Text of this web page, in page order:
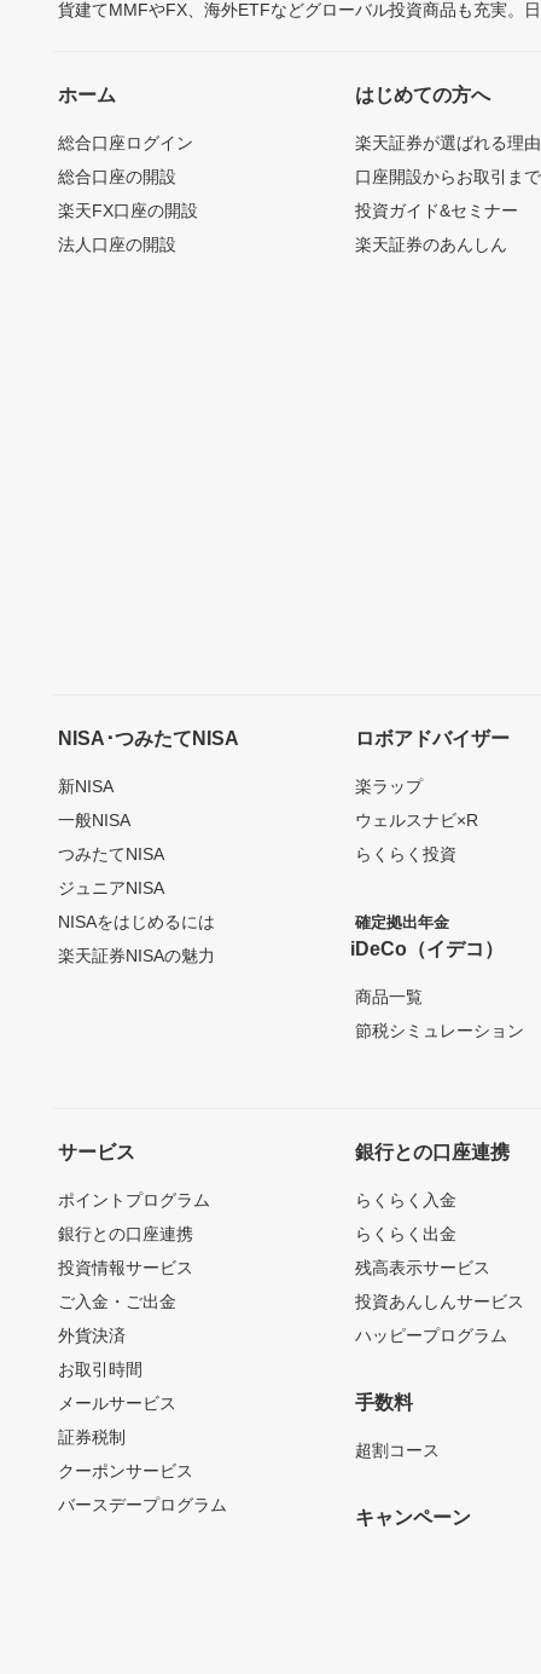
貨建てMMFやFX、海外ETFなどグローバル投資商品も充実。
ホーム
総合口座ログイン
総合口座の開設
楽天FX口座の開設
法人口座の開設
はじめての方へ
楽天証券が選ばれる理由
口座開設からお取引ま
投資ガイド&セミナー
楽天証券のあんしん
NISA･つみたてNISA
新NISA
一般NISA
つみたてNISA
ジュニアNISA
NISAをはじめるには
楽天証券NISAの魅力
ロボアドバイザー
楽ラップ
ウェルスナビ×R
らくらく投資
確定拠出年金
iDeCo（イデコ）
商品一覧
節税シミュレーション
サービス
ポイントプログラム
銀行との口座連携
投資情報サービス
ご入金・ご出金
外貨決済
お取引時間
メールサービス
証券税制
クーポンサービス
バースデープログラム
銀行との口座連携
らくらく入金
らくらく出金
残高表示サービス
投資あんしんサービス
ハッピープログラム
手数料
超割コース
キャンペーン